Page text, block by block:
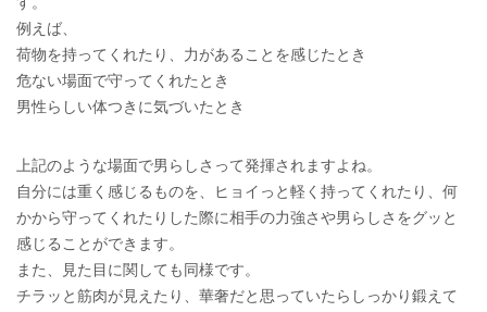
例えば、
荷物を持ってくれたり、力があることを感じたとき
危ない場面で守ってくれたとき
男性らしい体つきに気づいたとき
上記のような場面で男らしさって発揮されますよね。
自分には重く感じるものを、ヒョイっと軽く持ってくれたり、何
かから守ってくれたりした際に相手の力強さや男らしさをグッと
感じることができます。
また、見た目に関しても同様です。
チラッと筋肉が見えたり、華奢だと思っていたらしっかり鍛えて